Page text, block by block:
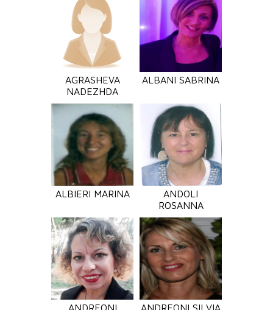
AGRASHEVA
NADEZHDA
ALBANI SABRINA
ALBIERI MARINA
ANDOLI
ROSANNA
ANDREONI
ANDREONI SILVIA